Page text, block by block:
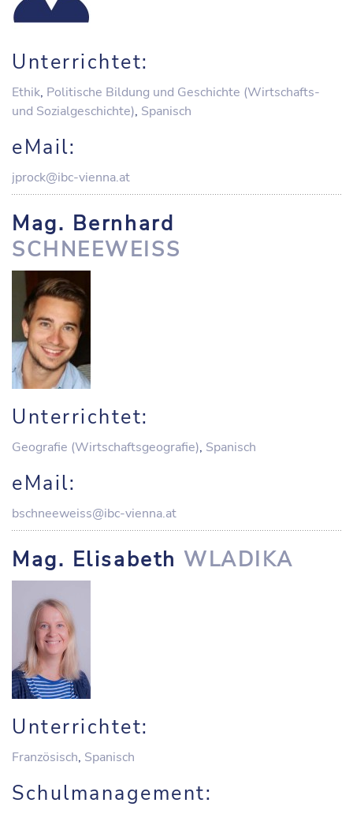
Unterrichtet:
Ethik, Politische Bildung und Geschichte (Wirtschafts-
und Sozialgeschichte), Spanisch
eMail:
jprock@ibc-vienna.at
Mag. Bernhard
SCHNEEWEISS
Unterrichtet:
Geografie (Wirtschaftsgeografie), Spanisch
eMail:
bschneeweiss@ibc-vienna.at
Mag. ElisabethWLADIKA
Unterrichtet:
Französisch, Spanisch
Schulmanagement: